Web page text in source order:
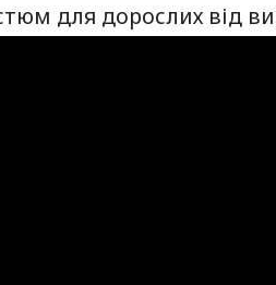
для дорослих від